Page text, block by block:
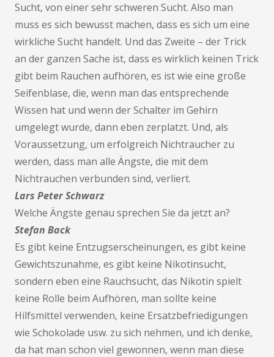
Sucht, von einer sehr schweren Sucht. Also man
muss es sich bewusst machen, dass es sich um eine
wirkliche Sucht handelt. Und das Zweite – der Trick
an der ganzen Sache ist, dass es wirklich keinen Trick
gibt beim Rauchen aufhören, es ist wie eine große
Seifenblase, die, wenn man das entsprechende
Wissen hat und wenn der Schalter im Gehirn
umgelegt wurde, dann eben zerplatzt. Und, als
Voraussetzung, um erfolgreich Nichtraucher zu
werden, dass man alle Ängste, die mit dem
Nichtrauchen verbunden sind, verliert.
Lars Peter Schwarz
Welche Ängste genau sprechen Sie da jetzt an?
Stefan Back
Es gibt keine Entzugserscheinungen, es gibt keine
Gewichtszunahme, es gibt keine Nikotinsucht,
sondern eben eine Rauchsucht, das Nikotin spielt
keine Rolle beim Aufhören, man sollte keine
Hilfsmittel verwenden, keine Ersatzbefriedigungen
wie Schokolade usw. zu sich nehmen, und ich denke,
da hat man schon viel gewonnen, wenn man diese